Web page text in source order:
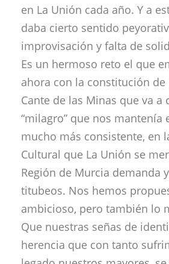
en La Unión cada año. Y a
daba cierto sentido
improvisación y falta de
Es un hermoso reto el que
ahora con la constitución de
Cante de las Minas que va a
“milagro” que nos mantenía
mucho más consistente, en
Cultural que La Unión se
Región de Murcia demanda
titubeos. Nos hemos
ambicioso, pero también lo
Que nuestras señas de
herencia que con tanto